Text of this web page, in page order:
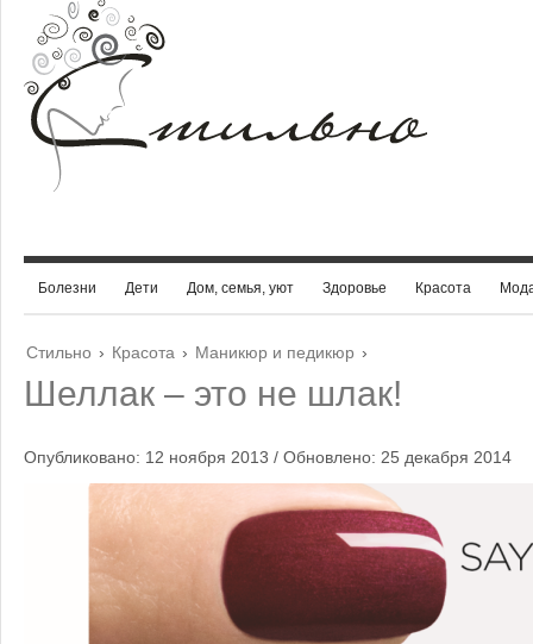
Болезни Дети Дом, семья, уют Здоровье Красота
Стильно › Красота › Маникюр и педикюр ›
Шеллак – это не шлак!
Опубликовано: 12 ноября 2013 / Обновлено: 25 декабря 2014